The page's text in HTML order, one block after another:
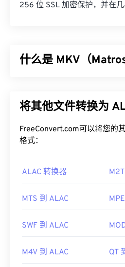
256 位 SSL 加密保护，并在几
什么是 MKV（
件。由于它是开源的，用户可
是一种著名的俄罗斯手工艺品
的木制娃娃相互嵌套而成。
如何打开 MKV 文件
该播放器兼容所有操作系统和
可能不支持它。
味着文件可能非常大。因此，
将其他文件转换为
FreeConvert.com可以将您的
格式：
ALAC 转换器
MTS 到 ALAC
SWF 到 ALAC
M4V 到 ALAC QT